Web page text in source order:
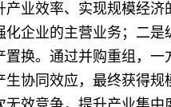
产业效率、实现规模经
化企业的主营业务；二
置换。通过并购重组，
生协同效应，最终获得